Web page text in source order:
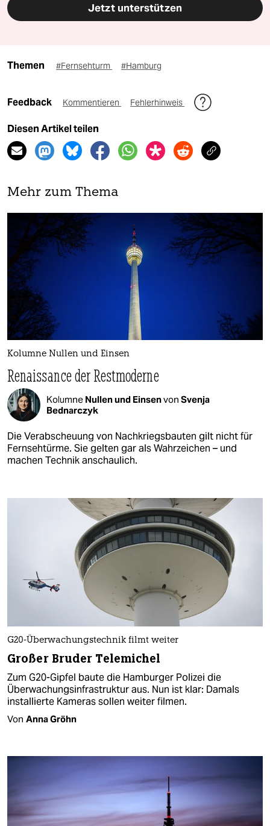
Jetzt unterstützen
Themen #Fernsehturm #Hamburg
Feedback Kommentieren Fehlerhinweis
Diesen Artikel teilen
Mehr zum Thema
Kolumne Nullen und Einsen
Renaissance der Restmoderne
Kolumne Nullen und Einsenvon Svenja
Bednarczyk
Die Verabscheuung von Nachkriegsbauten gilt nicht für
Fernsehtürme. Sie gelten gar als Wahrzeichen – und
machen Technik anschaulich.
G20-Überwachungstechnik filmt weiter
Großer Bruder Telemichel
Zum G20-Gipfel baute die Hamburger Polizei die
Überwachungsinfrastruktur aus. Nun ist klar: Damals
installierte Kameras sollen weiter filmen.
Von Anna Gröhn